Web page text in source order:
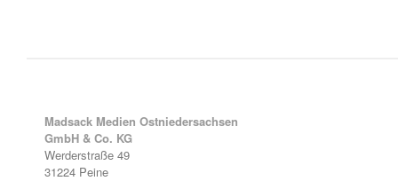
Madsack Medien Ostniedersachsen
GmbH & Co. KG
Werderstraße 49
31224 Peine